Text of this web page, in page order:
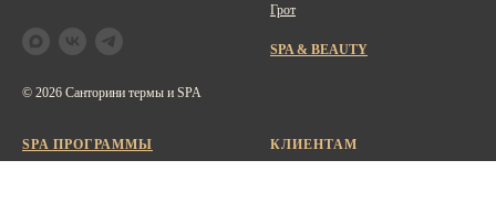
© 2026 Санторини термы и SPA
Грот
SPA & BEAUTY
SPA ПРОГРАММЫ КЛИЕНТАМ